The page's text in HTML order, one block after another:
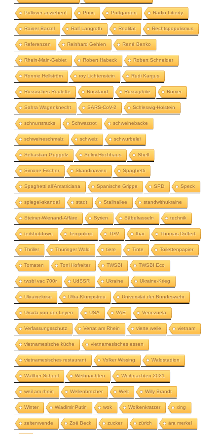
Pullover anziehen! Putin Puttgarden Radio Liberty
Rainer Barzel Ralf Langroth Realität Rechtspopulismus
Referenzen Reinhard Gehlen René Benko
Rhein-Main-Gebiet Robert Habeck Robert Schneider
Ronnie Hellström roy Lichtenstein Rudi Kargus
Russisches Roulette Russland Russophilie Römer
Sahra Wagenknecht SARS-CoV-2 Schleswig-Holstein
schnurstracks Schwarzrot schweinebacke
schweineschmalz schweiz schwurbelei
Sebastian Guggolz Selmi-Hochhaus Shell
Simone Fischer Skandinavien Spaghetti
Spaghetti all'Amatriciana Spanische Grippe SPD Speck
spiegel-skandal stadt Stalinallee standwithukraine
Steiner-Wienand-Affäre Syrien Säbelrasseln technik
teilshutdown Tempolimit TGV thai Thomas Düffert
Thriller Thüringer Wald tiere Tinte Toilettenpapier
Tomaten Toni Hofreiter TWSBI TWSBI Eco
twsbi vac 700r UdSSR Ukraine Ukraine-Krieg
Ukrainekrise Ultra-Klumpstreu Universität der Bundeswehr
Ursula von der Leyen USA VAE Venezuela
Verfassungsschutz Verrat am Rhein vierte welle vietnam
vietnamesische küche vietnamesisches essen
vietnamesisches restaurant Volker Wissing Waldstadion
Walther Scheel Weihnachten Weihnachten 2021
weil am rhein Wellenbrecher Welt Willy Brandt
Winter Wladimir Putin wok Wolkenkratzer xing
zeitenwende Zoë Beck zucker zürich ära merkel